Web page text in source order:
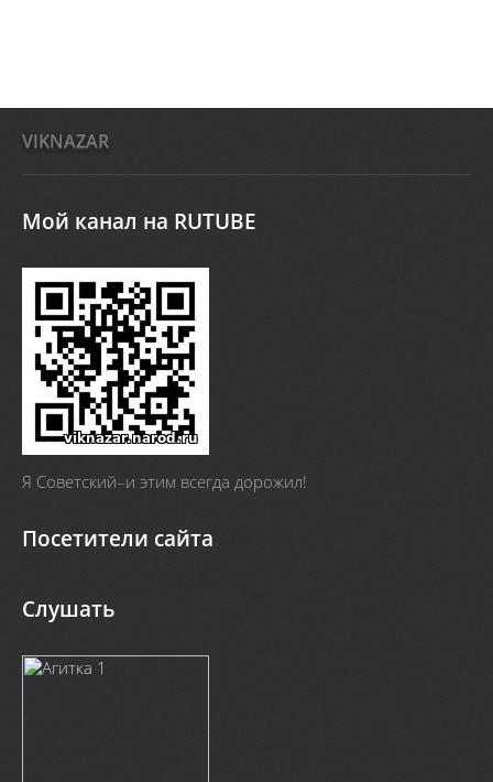
VIKNAZAR
Мой канал на RUTUBE
Я Cоветский–и этим всегда дорожил!
Посетители сайта
Слушать